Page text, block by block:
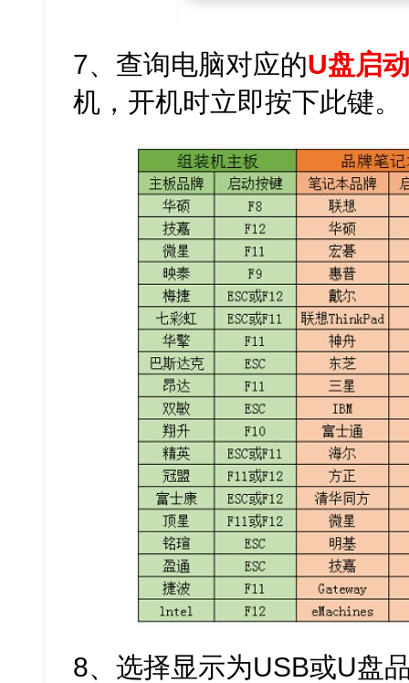
7、查询电脑对应的U盘启
机，开机时立即按下此键。
8、选择显示为USB或U盘